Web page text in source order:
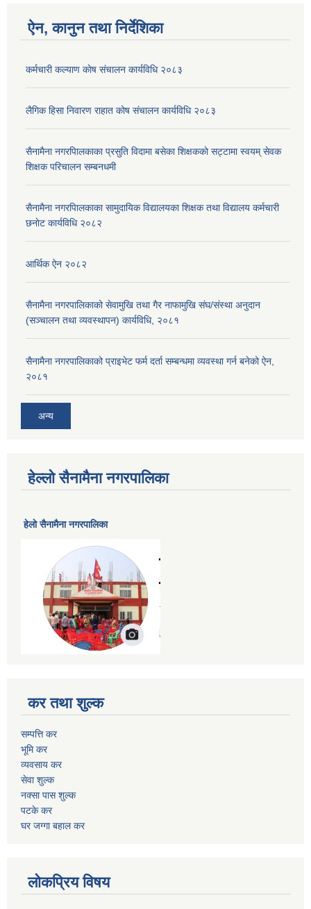
ऐन, कानुन तथा निर्देशिका
कर्मचारी कल्याण काेष संचालन कार्यविधि २०८३
लैगिक हिसा निवारण राहात कोष संचालन कार्यविधि २०८३
सैनामैना नगरपािलकाका प्रसुति विदामा बसेका शिक्षककाे सट्टामा स्वयम् सेवक
शिक्षक परिचालन सम्बनधमी
सैनामैना नगरपािलकाका सामुदायिक विद्यालयका शिक्षक तथा विद्यालय कर्मचारी
छनाेट कार्यविधि २०८२
आर्थिक ऐन २०८२
सैनामैना नगरपालिकाको सेवामुखि तथा गैर नाफामुखि संघ/संस्था अनुदान
(सञ्चालन तथा व्यवस्थापन) कार्यविधि, २०८१
सैनामैना नगरपालिकाको प्राइभेट फर्म दर्ता सम्बन्धमा व्यवस्था गर्न बनेको ऐन,
२०८१
अन्य
हेल्लो सैनामैना नगरपालिका
हेलाे सैनामैना नगरपालिका
कर तथा शुल्क
सम्पत्ति कर
भूमि कर
व्यवसाय कर
सेवा शुल्क
नक्सा पास शुल्क
पटके कर
घर जग्गा बहाल कर
लोकप्रिय विषय